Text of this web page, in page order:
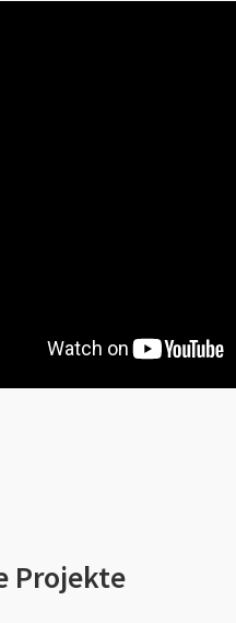
Projekte